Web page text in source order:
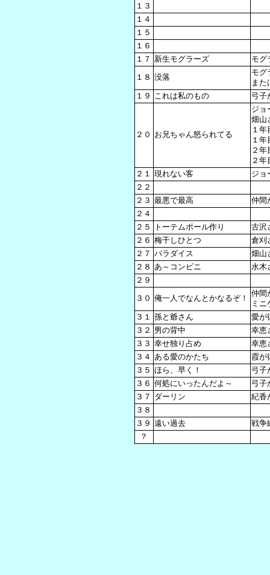
１３
１４
１５
１６
１７
新生モグラーズ モグ
１８ 没落
モグ
また
１９
これは私のもの 弓子
２０ お兄ちゃん怒られてる
ジョ
畑山
１
１
２
２
２１
現れない客
ジョ
２２
２３
最悪で最高
仲間
２４
２５
トーテムポール作り
古沢
２６
梅干しひとつ
倉刈
２７
パラダイス
畑山
２８
あ～コンビニ
水木
２９
３０ 俺一人でなんとかなるぞ！
仲間
ミ
３１
孫と爺さん
愛が
３２
男の背中
幸恵
３３
幸せ独り占め
幸恵
３４
ある愛のかたち
霞が
３５
ほら、早く！
弓子
３６
何処にいったんだよ～
弓子
３７
ダーリン
紀香
３８
３９
遠い過去
戦争
？